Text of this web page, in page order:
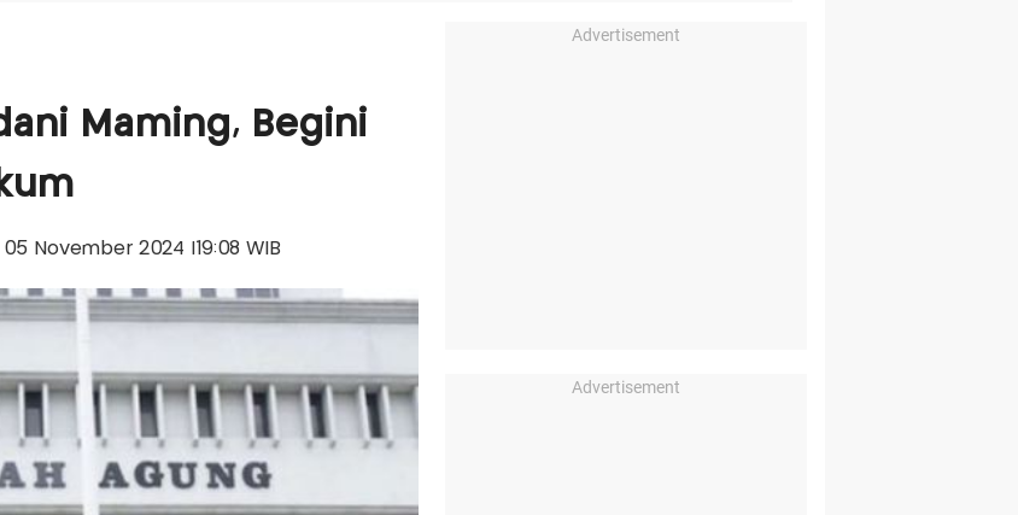
Maming, Begini
05 November 2024 |19:08 WIB
Advertisement
Advertisement